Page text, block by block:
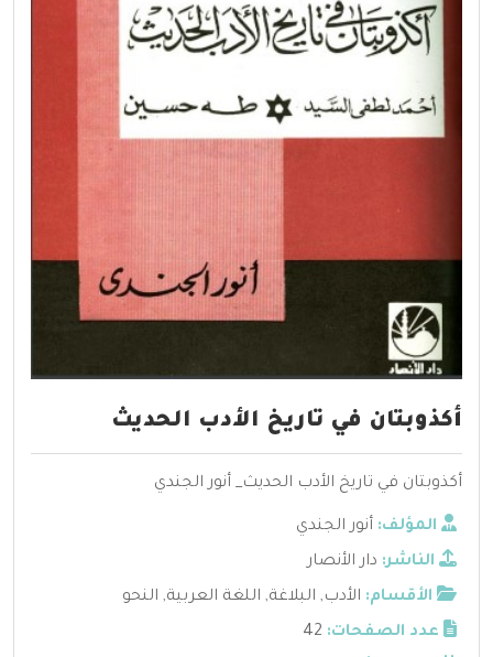
أكذوبتان في تاريخ الأدب الحديث
أكذوبتان في تاريخ الأدب الحديث_ أنور الجندي
المؤلف: أنور الجندي
الناشر: دار الأنصار
الأقسام: الأدب, البلاغة, اللغة العربية, النحو
عدد الصفحات: 42